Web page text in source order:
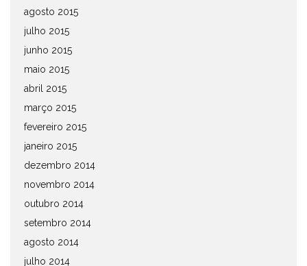
agosto 2015
julho 2015
junho 2015
maio 2015
abril 2015
março 2015
fevereiro 2015
janeiro 2015
dezembro 2014
novembro 2014
outubro 2014
setembro 2014
agosto 2014
julho 2014